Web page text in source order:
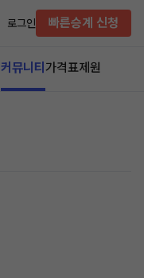
로그인 빠른승계 신청
커뮤니티 가격표제원